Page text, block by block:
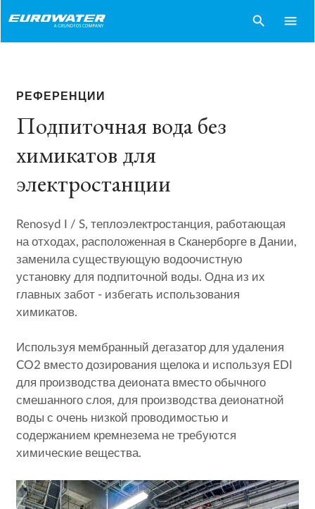
search menu
РЕФЕРЕНЦИИ
Подпиточная вода без
химикатов для
электростанции
Renosyd I / S, теплоэлектростанция, работающая
на отходах, расположенная в Сканерборге в Дании,
заменила существующую водоочистную
установку для подпиточной воды. Одна из их
главных забот - избегать использования
химикатов.
Используя мембранный дегазатор для удаления
CO2 вместо дозирования щелока и используя EDI
для производства деионата вместо обычного
смешанного слоя, для производства деионатной
воды с очень низкой проводимостью и
содержанием кремнезема не требуются
химические вещества.